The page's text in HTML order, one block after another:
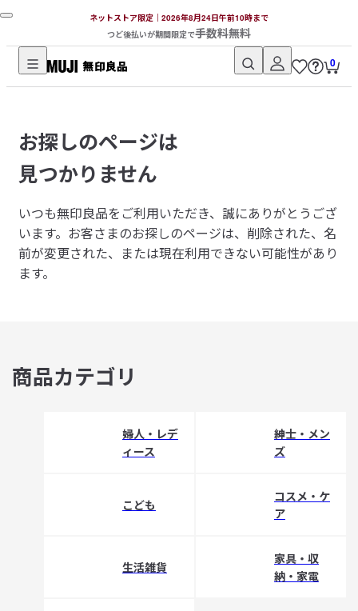
ネットストア限定｜2026年8月24日午前10時まで
つど後払いが期間限定で手数料無料
無
品
ネ
ッ
ト
ス
ト
ア
0
お探しのページは
見つかりません
いつも無印良品をご利用いただき、誠にありがとうござ
います。 お客さまのお探しのページは、削除された、名
前が変更された、または現在利用できない可能性があり
ます。
商品カテゴリ
婦人・レデ
ィース
紳士・メン
ズ
こども
コスメ・ケ
ア
生活雑貨
家具・収
納・家電